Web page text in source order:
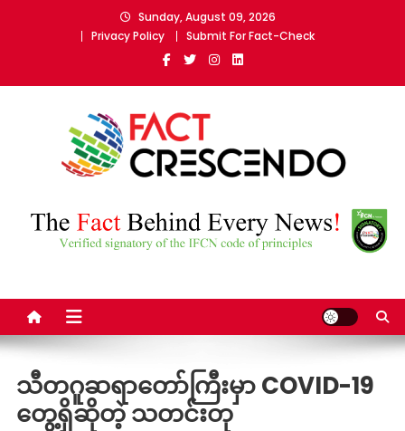
Sunday, August 09, 2026
Privacy Policy
Submit For Fact-Check
Fact Crescendo Myanmar
သီတဂူဆရာတော်ကြီးမှာ COVID-19
တွေ့ရှိဆိုတဲ့ သတင်းတု